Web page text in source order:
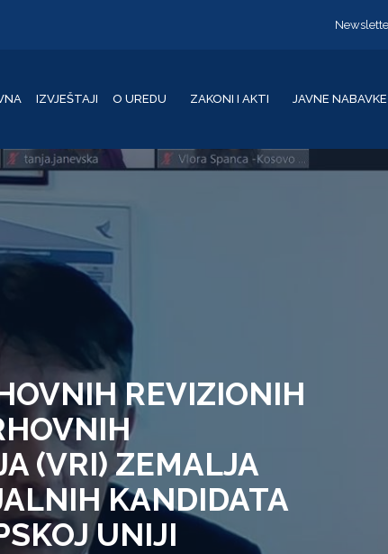
IZVJEŠTAJI O UREDU ZAKONI I AKTI JAVNE NABAVKE
REVIZIONIH
(VRI) ZEMALJA
KANDIDATA
UNIJI